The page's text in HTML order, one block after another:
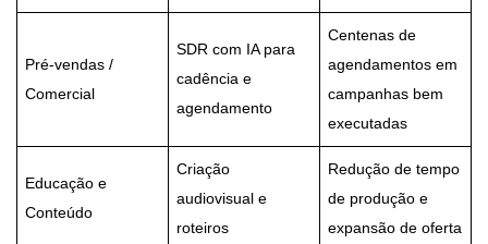
Pré-vendas /
Comercial
SDR com IA para
cadência e
agendamento
Centenas de
agendamentos em
campanhas bem
executadas
Educação e
Conteúdo
Criação
audiovisual e
roteiros
Redução de tempo
de produção e
expansão de oferta